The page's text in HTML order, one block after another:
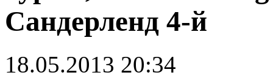
Сандерленд 4-й
18.05.2013 20:34